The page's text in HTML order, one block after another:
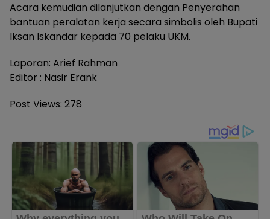
Acara kemudian dilanjutkan dengan Penyerahan
bantuan peralatan kerja secara simbolis oleh Bupati
Iksan Iskandar kepada 70 pelaku UKM.
Laporan: Arief Rahman
Editor : Nasir Erank
Post Views: 278